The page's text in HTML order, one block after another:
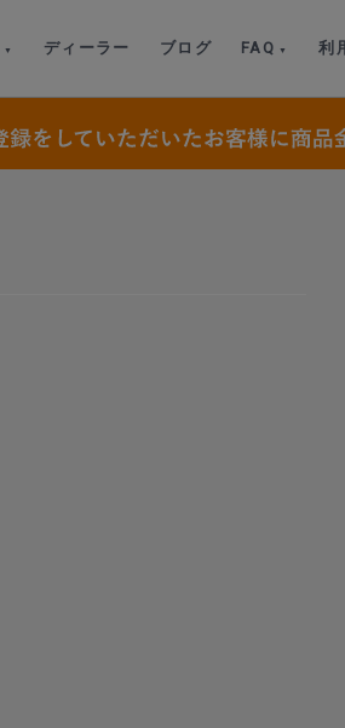
ディーラー ブログ FAQ 利